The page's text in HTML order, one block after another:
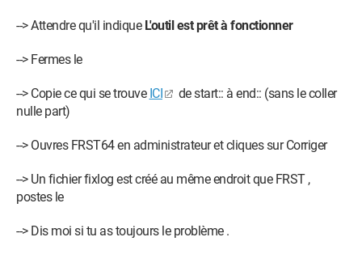
--> Attendre qu'il indique L'outil est prêt à fonctionner
--> Fermes le
--> Copie ce qui se trouve ICI
de start:: à end:: (sans le coller
nulle part)
--> Ouvres FRST64 en administrateur et cliques sur Corriger
--> Un fichier fixlog est créé au même endroit que FRST ,
postes le
--> Dis moi si tu as toujours le problème .